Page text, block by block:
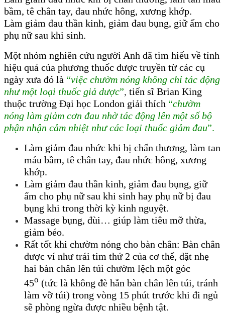
bầm, tê chân tay, đau nhức hông, xương khớp.
Làm giảm đau thần kinh, giảm đau bụng, giữ ấm cho
phụ nữ sau khi sinh.
Một nhóm nghiên cứu người Anh đã tìm hiếu về tính
hiệu quả của phương thuốc được truyền từ các cụ
ngày xưa đó là “việc chườm nóng không chỉ tác động
như một loại thuốc giả dược”, tiến sĩ Brian King
thuộc trường Đại học London giải thích “chườm
nóng làm giảm cơn đau nhờ tác động lên một số bộ
phận nhận cảm nhiệt như các loại thuốc giảm đau”.
Làm giảm đau nhức khi bị chấn thương, làm tan
máu bầm, tê chân tay, đau nhức hông, xương
khớp.
Làm giảm đau thần kinh, giảm đau bụng, giữ
ấm cho phụ nữ sau khi sinh hay phụ nữ bị đau
bụng khi trong thời kỳ kinh nguyệt.
Massage bụng, đùi… giúp làm tiêu mỡ thừa,
giảm béo.
Rất tốt khi chườm nóng cho bàn chân: Bàn chân
được ví như trái tim thứ 2 của cơ thể, đặt nhẹ
hai bàn chân lên túi chườm lệch một góc
45o (tức là không đè hẳn bàn chân lên túi, tránh
làm vỡ túi) trong vòng 15 phút trước khi đi ngủ
sẽ phòng ngừa được nhiều bệnh tật.